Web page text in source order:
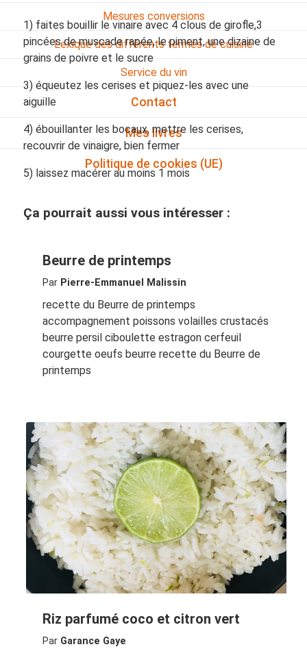
Mesures conversions
Lexique des différents termes de cuisine
Service du vin
Contact
Mes livres
Politique de cookies (UE)
1) faites bouillir le vinaire avec 4 clous de girofle,3
pincées de muscade rapée, le piment, une dizaine de
grains de poivre et le sucre
3) équeutez les cerises et piquez-les avec une
aiguille
4) ébouillanter les bocaux, mettre les cerises,
recouvrir de vinaigre, bien fermer
5) laissez macérer au moins 1 mois
Ça pourrait aussi vous intéresser :
Beurre de printemps
Par Pierre-Emmanuel Malissin
recette du Beurre de printemps
accompagnement poissons volailles crustacés
beurre persil ciboulette estragon cerfeuil
courgette oeufs beurre recette du Beurre de
printemps
Riz parfumé coco et citron vert
Par Garance Gaye